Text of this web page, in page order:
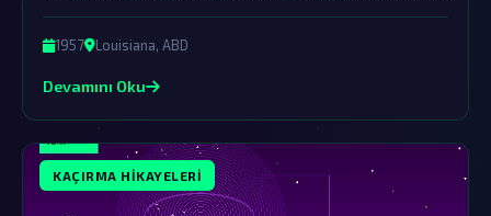
resmi kurumların örtbas çabalarına rağmen dünya dışı
yaşamın varlığına dair güçlü işaretler sunmaktadır.
1957 Louisiana, ABD
Devamını Oku
KAÇIRMA HIKAYELERI